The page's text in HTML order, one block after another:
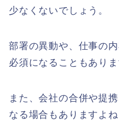
少なくないでしょう。
部署の異動や、仕事の
必須になることもありま
また、会社の合併や提
なる場合もありますよね